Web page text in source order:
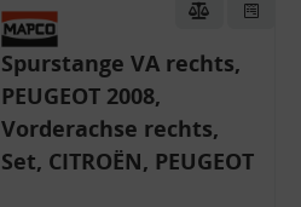
Spurstange VA rechts,
PEUGEOT 2008,
Vorderachse rechts,
Set, CITROËN, PEUGEOT